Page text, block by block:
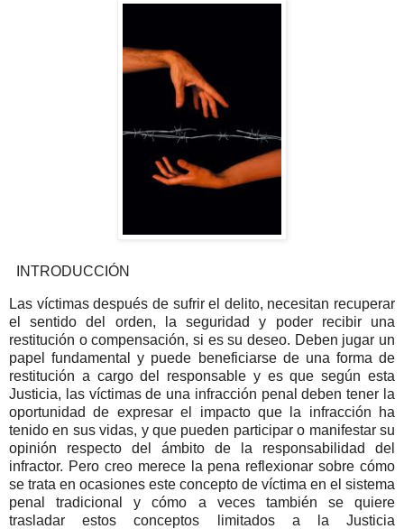
INTRODUCCIÓN
Las víctimas después de sufrir el delito, necesitan recuperar
el sentido del orden, la seguridad y poder recibir una
restitución o compensación, si es su deseo. Deben jugar un
papel fundamental y puede beneficiarse de una forma de
restitución a cargo del responsable y es que según esta
Justicia, las víctimas de una infracción penal deben tener la
oportunidad de expresar el impacto que la infracción ha
tenido en sus vidas, y que pueden participar o manifestar su
opinión respecto del ámbito de la responsabilidad del
infractor. Pero creo merece la pena reflexionar sobre cómo
se trata en ocasiones este concepto de víctima en el sistema
penal tradicional y cómo a veces también se quiere
trasladar estos conceptos limitados a la Justicia